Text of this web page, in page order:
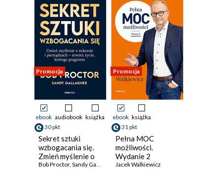
Promocja
ebook audiobook książka
30 pkt
Sekret sztuki
wzbogacania się.
Zmień myślenie o
sukcesie i
Bob Proctor, Sandy Gallagher
Promocja
ebook książka
31 pkt
Pełna MOC
możliwości.
Wydanie 2
rozszerzone
Jacek Walkiewicz